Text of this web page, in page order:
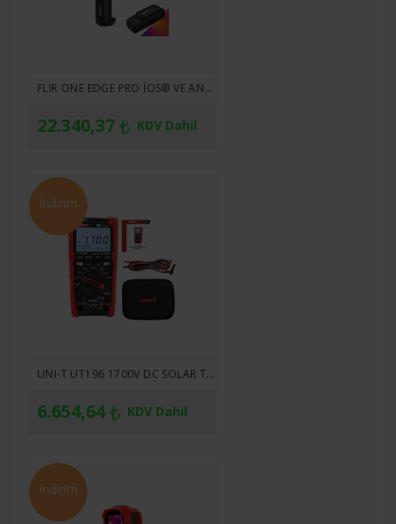
FLIR ONE EDGE PRO IOS® VE ANDROID™ AKILLI CIHAZLAR IÇIN KABLOSUZ BAĞLANTILI TERMAL KAMERA
22.340,37 KDV Dahil
İndirim
UNI-T UT196 1700V DC SOLAR TRUE RMS PROFESYONEL MULTIMETRE
6.654,64 KDV Dahil
İndirim